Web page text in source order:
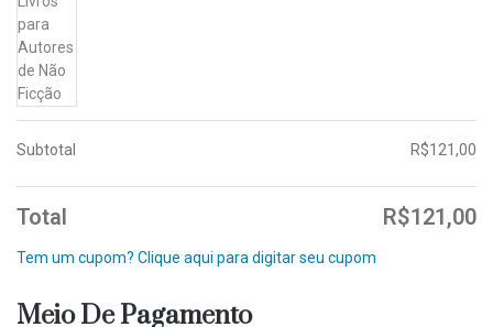
Subtotal R$121,00
Total R$121,00
Tem um cupom? Clique aqui para digitar seu cupom
Meio De Pagamento